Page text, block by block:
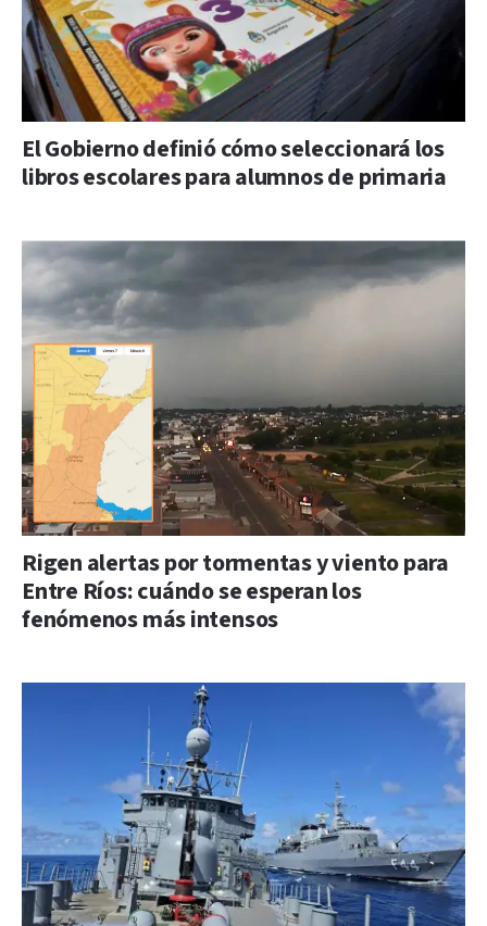
El Gobierno definió cómo seleccionará los
libros escolares para alumnos de primaria
Rigen alertas por tormentas y viento para
Entre Ríos: cuándo se esperan los
fenómenos más intensos